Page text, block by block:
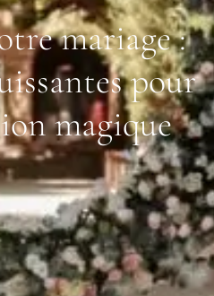
mariage :
pour
magique